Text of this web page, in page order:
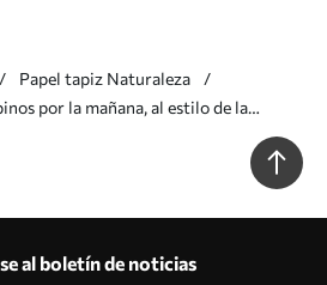
Papel tapiz Naturaleza
por la mañana, al estilo de la
al boletín de noticias